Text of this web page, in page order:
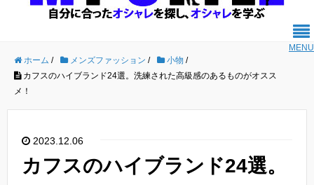
MENU
ホーム / メンズファッション / 小物 /
カフスのハイブランド24選。洗練された高級感のあるものがオスス
メ！
2023.12.06
カフスのハイブランド24選。